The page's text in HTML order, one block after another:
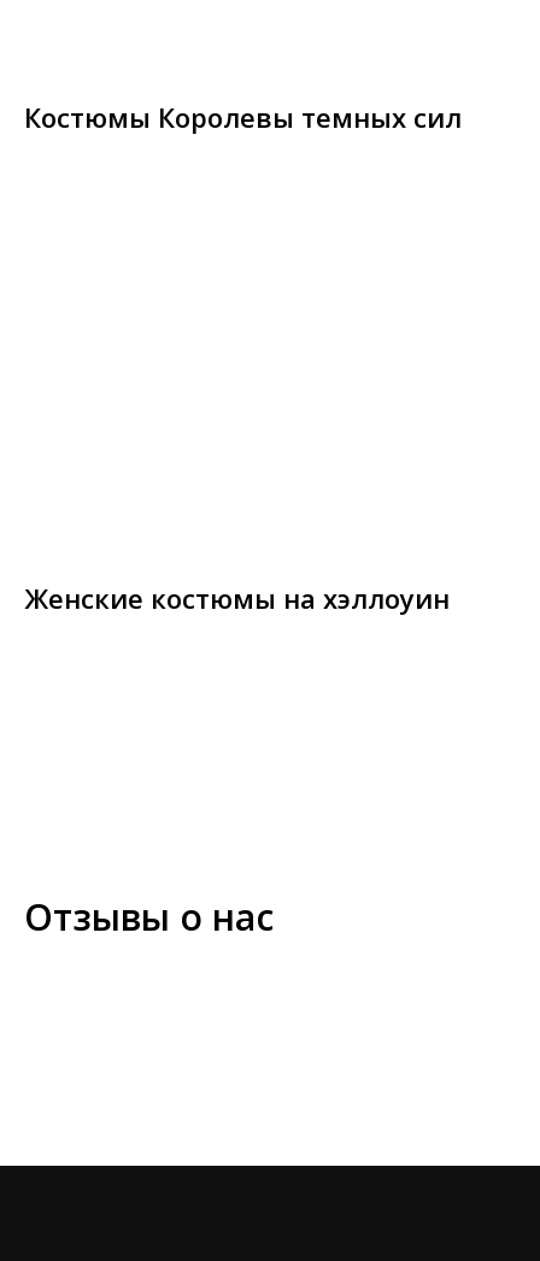
Костюмы Королевы темных сил
Женские костюмы на хэллоуин
Отзывы о нас